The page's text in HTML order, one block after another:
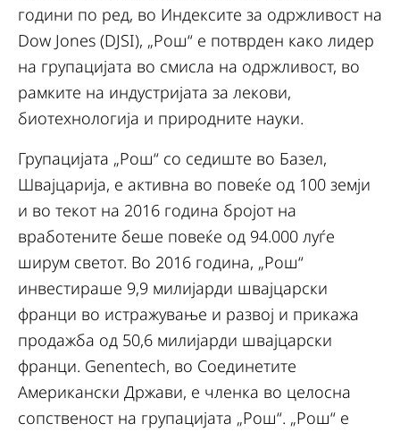
години по ред, во Индексите за одржливост на
Dow Jones (DJSI), „Рош“ е потврден како лидер
на групацијата во смисла на одржливост, во
рамките на индустријата за лекови,
биотехнологија и природните науки.
Групацијата „Рош“ со седиште во Базел,
Швајцарија, е активна во повеќе од 100 земји
и во текот на 2016 година бројот на
вработените беше повеќе од 94.000 луѓе
ширум светот. Во 2016 година, „Рош“
инвестираше 9,9 милијарди швајцарски
франци во истражување и развој и прикажа
продажба од 50,6 милијарди швајцарски
франци. Genentech, во Соединетите
Американски Држави, е членка во целосна
сопственост на групацијата „Рош“. „Рош“ е